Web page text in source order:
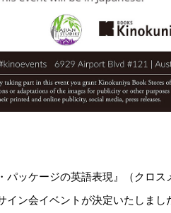
ッケージの英語表現』（クロ
ン会イベントが決定いたしまし